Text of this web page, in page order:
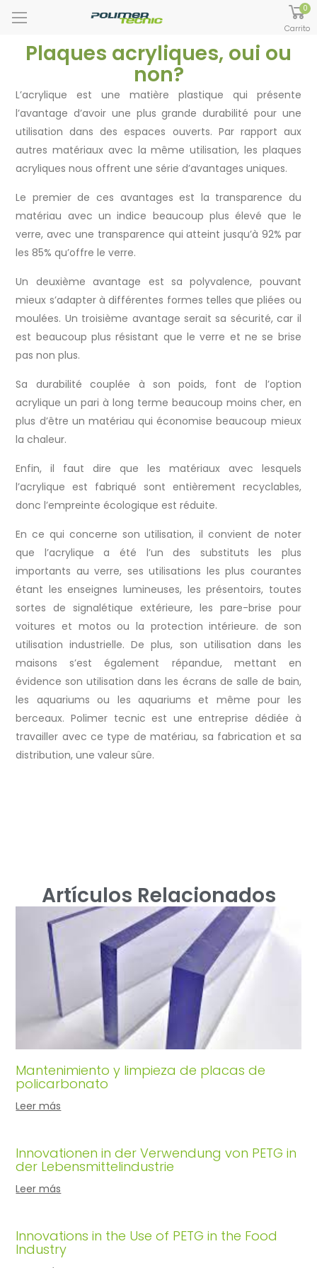
0
Carrito
Plaques acryliques, oui ou
non?
L’acrylique est une matière plastique qui présente
l’avantage d’avoir une plus grande durabilité pour une
utilisation dans des espaces ouverts. Par rapport aux
autres matériaux avec la même utilisation, les plaques
acryliques nous offrent une série d’avantages uniques.
Le premier de ces avantages est la transparence du
matériau avec un indice beaucoup plus élevé que le
verre, avec une transparence qui atteint jusqu’à 92% par
les 85% qu’offre le verre.
Un deuxième avantage est sa polyvalence, pouvant
mieux s’adapter à différentes formes telles que pliées ou
moulées. Un troisième avantage serait sa sécurité, car il
est beaucoup plus résistant que le verre et ne se brise
pas non plus.
Sa durabilité couplée à son poids, font de l’option
acrylique un pari à long terme beaucoup moins cher, en
plus d’être un matériau qui économise beaucoup mieux
la chaleur.
Enfin, il faut dire que les matériaux avec lesquels
l’acrylique est fabriqué sont entièrement recyclables,
donc l’empreinte écologique est réduite.
En ce qui concerne son utilisation, il convient de noter
que l’acrylique a été l’un des substituts les plus
importants au verre, ses utilisations les plus courantes
étant les enseignes lumineuses, les présentoirs, toutes
sortes de signalétique extérieure, les pare-brise pour
voitures et motos ou la protection intérieure. de son
utilisation industrielle. De plus, son utilisation dans les
maisons s’est également répandue, mettant en
évidence son utilisation dans les écrans de salle de bain,
les aquariums ou les aquariums et même pour les
berceaux. Polimer tecnic est une entreprise dédiée à
travailler avec ce type de matériau, sa fabrication et sa
distribution, une valeur sûre.
Artículos Relacionados
Mantenimiento y limpieza de placas de
policarbonato
Leer más
Innovationen in der Verwendung von PETG in
der Lebensmittelindustrie
Leer más
Innovations in the Use of PETG in the Food
Industry